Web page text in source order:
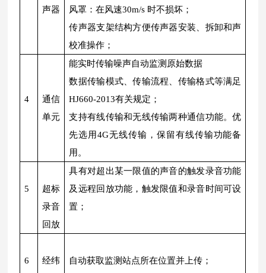
声器
风罩：在风速30m/s 时不损坏；
传声器支架结构方便传声器安装、拆卸和声
校准操作；
4
通信
单元
能实时传输噪声自动监测原始数据
数据传输模式、传输流程、传输格式等满足
HJ660-2013有关规定；
支持有线传输和无线传输两种通信功能。优
先选用4G无线传输，保留有线传输功能备
用。
5
超标
录音
回放
具有对超出某一限值的声音的触发录音功能
及远程回放功能，触发限值和录音时间可设
置；
6
经纬
自动获取监测站点所在位置并上传；